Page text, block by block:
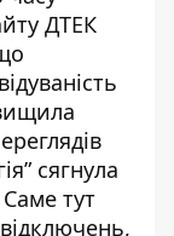
ДТЕК
сягнула
тут